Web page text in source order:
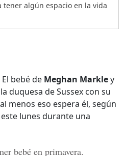
tener algún espacio en la vida
El bebé de Meghan Markley
duquesa de Sussex con su
menos eso espera él, según
lunes durante una
bebé en primavera.